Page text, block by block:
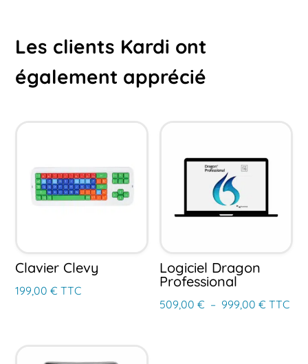
Les clients Kardi ont
également apprécié
Clavier Clevy
199,00€ TTC
Logiciel Dragon
Professional
509,00€ – 999,00€ Plage
TTC